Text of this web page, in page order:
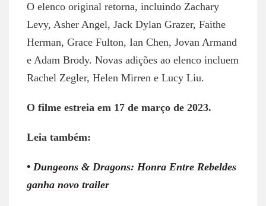
O elenco original retorna, incluindo Zachary
Levy, Asher Angel, Jack Dylan Grazer, Faithe
Herman, Grace Fulton, Ian Chen, Jovan Armand
e Adam Brody. Novas adições ao elenco incluem
Rachel Zegler, Helen Mirren e Lucy Liu.
O filme estreia em 17 de março de 2023.
Leia também:
• Dungeons & Dragons: Honra Entre Rebeldes
ganha novo trailer